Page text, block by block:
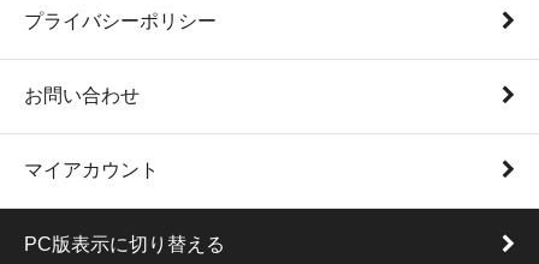
プライバシーポリシー
お問い合わせ
マイアカウント
PC版表示に切り替える